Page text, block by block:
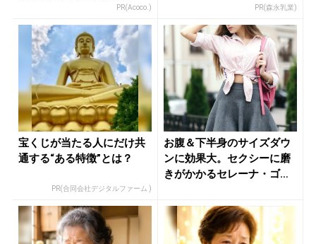
PR(Acoco.) PR(森永乳業)
宝くじが当たる人にだけ共
通する“ある特徴”とは？
PR(合同会社デジタルファーム )
お腹＆下半身のサイズダウ
ンに効果大。セクシーに磨
きがかかるセレーナ・ゴメ